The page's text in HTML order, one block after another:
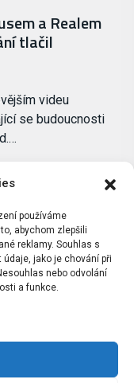
používáme
abychom zlepšili
reklamy. Souhlas s
jako je chování při
nebo odvolání
a funkce.
a Realem
tlačil
videu
se budoucnosti